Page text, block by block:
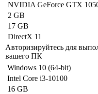
NVIDIA GeForce GTX
2 GB
17 GB
DirectX 11
Авторизируйтесь для
вашего ПК
Windows 10 (64-bit)
Intel Core i3-10100
16 GB